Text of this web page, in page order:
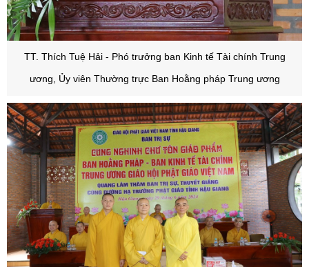
TT. Thích Tuệ Hải - Phó trưởng ban Kinh tế Tài chính Trung
ương, Ủy viên Thường trực Ban Hoằng pháp Trung ương